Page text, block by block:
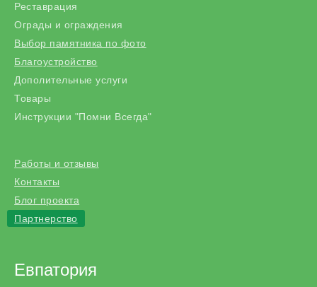
Реставрация
Ограды и ограждения
Выбор памятника по фото
Благоустройство
Дополительные услуги
Товары
Инструкции "Помни Всегда"
Работы и отзывы
Контакты
Блог проекта
Партнерство
Евпатория